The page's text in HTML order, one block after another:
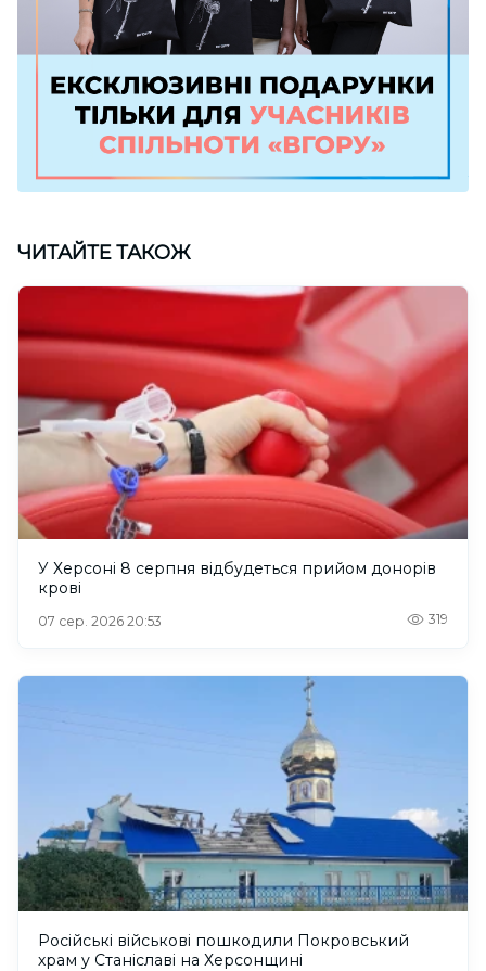
ЧИТАЙТЕ ТАКОЖ
У Херсоні 8 серпня відбудеться прийом донорів
крові
07 сер. 2026 20:53 319
Російські військові пошкодили Покровський
храм у Станіславі на Херсонщині